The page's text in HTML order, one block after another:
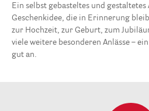
Ein selbst gebasteltes und
Geschenkidee, die in Erinnerung
zur Hochzeit, zur Geburt, zum
viele weitere besonderen Anlässe –
gut an.